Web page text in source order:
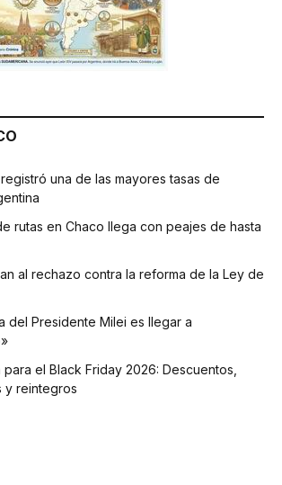
una de las mayores tasas de
rutas en Chaco llega con peajes de hasta
al rechazo contra la reforma de la Ley de
del Presidente Milei es llegar a
el Black Friday 2026: Descuentos,
y reintegros